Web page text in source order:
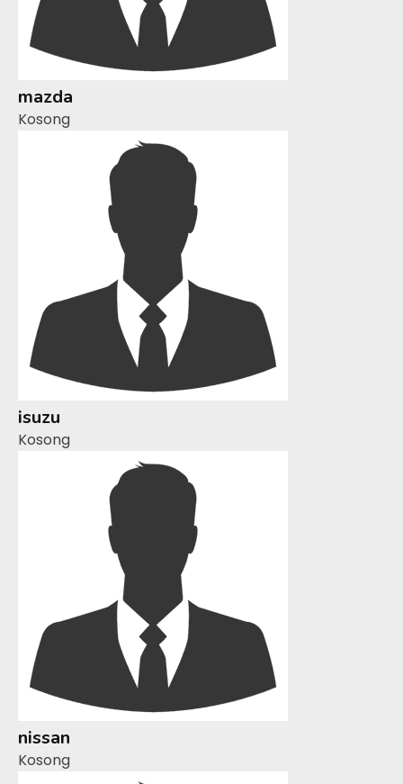
mazda
Kosong
isuzu
Kosong
nissan
Kosong